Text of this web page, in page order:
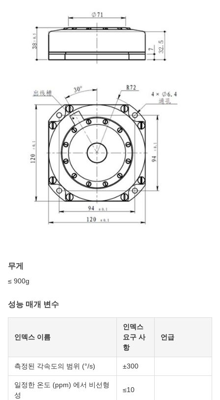
무게
≤ 900g
성능 매개 변수
인덱스 이름
인덱스
요구 사
항
언급
측정된 각속도의 범위 (°/s) ±300
일정한 온도 (ppm) 에서 비선형
성
≤10